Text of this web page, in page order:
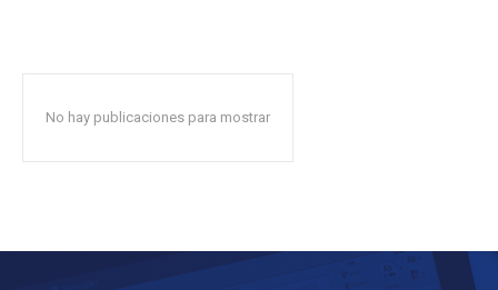
No hay publicaciones para mostrar